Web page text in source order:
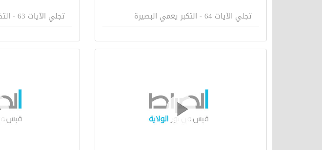
تجلي الآيات 64 - التكبر يعمي البصيرة تجلي الآيات 63 - التضحية بين يدي الولي